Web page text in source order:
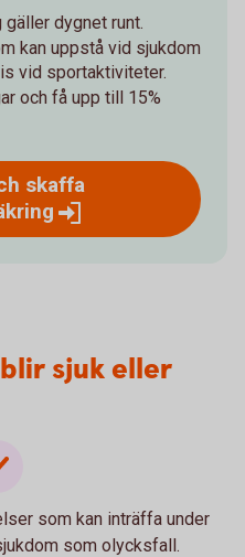
dygnet runt.
kan uppstå vid sjukdom
vid sportaktiviteter.
och få upp till 15%
skaffa
sjuk eller
som kan inträffa under
som olycksfall.